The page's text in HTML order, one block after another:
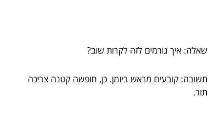
שאלה: איך גורמים לזה לקרות שוב?
תשובה: קובעים מראש ביומן. כן, חופשה קטנה צריכה
תור.